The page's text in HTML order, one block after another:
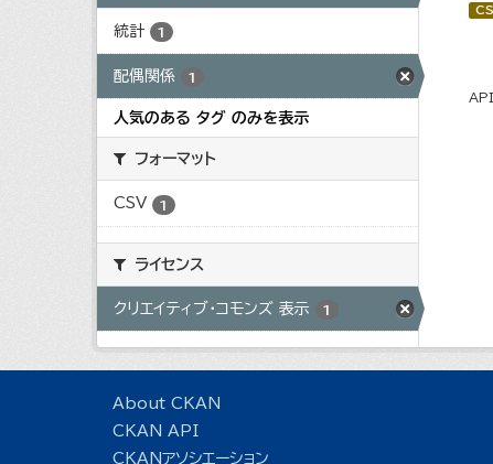
統計 1
配偶関係 1
人気のある タグ のみを表示
フォーマット
CSV 1
ライセンス
クリエイティブ・コモンズ 表示 1
API
About CKAN
CKAN API
CKANアソシエーション